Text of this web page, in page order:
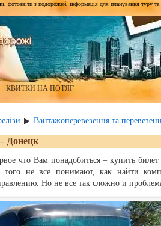
з подорожей, інформація для планування туру та
КВИТКИ НА ПОТЯГ
▶ Вантажоперевезення та
Донецк
что Вам понадобиться – купить билет
того не все понимают, как найти
Но не все так сложно и